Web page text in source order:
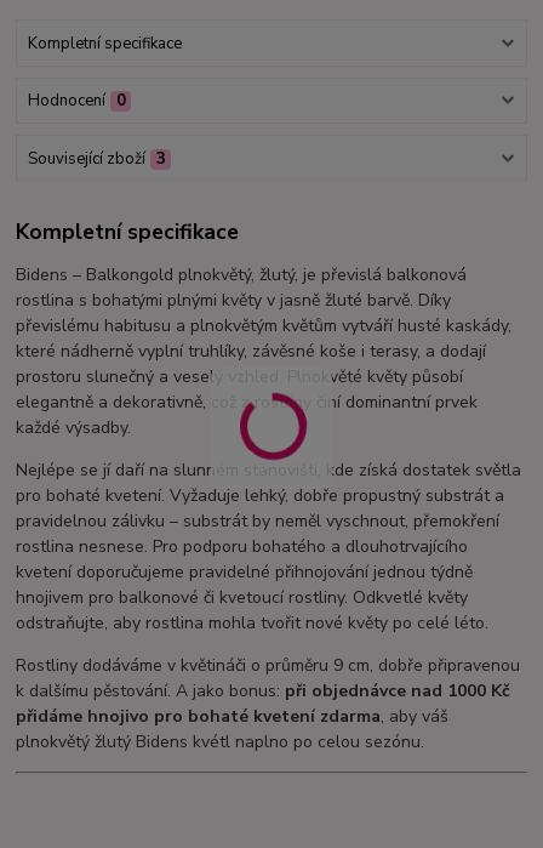
Kompletní specifikace
Hodnocení 0
Související zboží 3
Kompletní specifikace
Bidens – Balkongold plnokvětý, žlutý, je převislá balkonová
rostlina s bohatými plnými květy v jasně žluté barvě. Díky
převislému habitusu a plnokvětým květům vytváří husté kaskády,
které nádherně vyplní truhlíky, závěsné koše i terasy, a dodají
prostoru slunečný a veselý vzhled. Plnokvěté květy působí
elegantně a dekorativně, což z rostliny činí dominantní prvek
každé výsadby.
Nejlépe se jí daří na slunném stanovišti, kde získá dostatek světla
pro bohaté kvetení. Vyžaduje lehký, dobře propustný substrát a
pravidelnou zálivku – substrát by neměl vyschnout, přemokření
rostlina nesnese. Pro podporu bohatého a dlouhotrvajícího
kvetení doporučujeme pravidelné přihnojování jednou týdně
hnojivem pro balkonové či kvetoucí rostliny. Odkvetlé květy
odstraňujte, aby rostlina mohla tvořit nové květy po celé léto.
Rostliny dodáváme v květináči o průměru 9 cm, dobře připravenou
k dalšímu pěstování. A jako bonus: při objednávce nad 1000 Kč
přidáme hnojivo pro bohaté kvetení zdarma, aby váš
plnokvětý žlutý Bidens kvétl naplno po celou sezónu.